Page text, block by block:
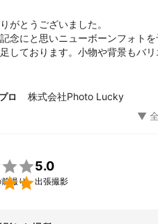
がとうございました。
念にと思いニューボーンフォト
しております。小物や背景もバ
ました！
ロ 株式会社Photo Lucky
5.0
撮り・出張撮影